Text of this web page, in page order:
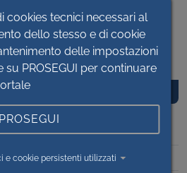
cookies tecnici necessari al
dello stesso e di cookie
delle impostazioni
su PROSEGUI per continuare
PROSEGUI
e cookie persistenti utilizzati